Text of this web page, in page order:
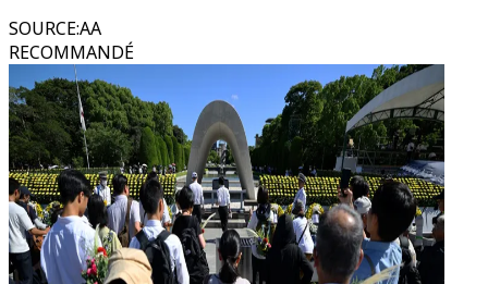
SOURCE:AA
RECOMMANDÉ